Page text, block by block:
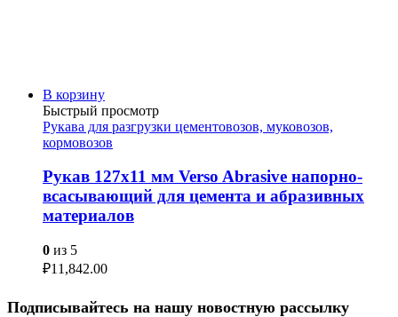
В корзину
Быстрый просмотр
Рукава для разгрузки цементовозов, муковозов,
кормовозов
Рукав 127х11 мм Verso Abrasive напорно-
всасывающий для цемента и абразивных
материалов
0 из 5
₽11,842.00
Подписывайтесь на нашу новостную рассылку